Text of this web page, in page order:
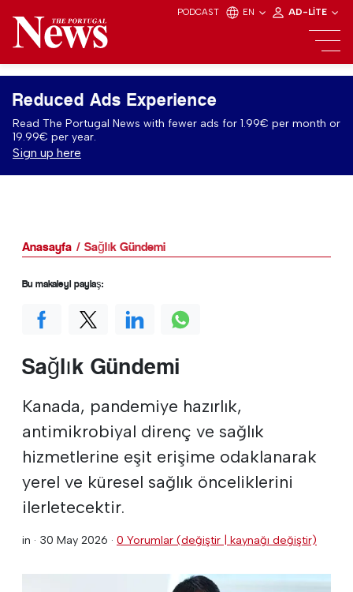
PODCAST EN AD-LITE
Reduced Ads Experience
Read The Portugal News with fewer ads for 1.99€ per month or
19.99€ per year.
Sign up here
Anasayfa Sağlık Gündemi
Sağlık Gündemi
Kanada, pandemiye hazırlık,
antimikrobiyal direnç ve sağlık
hizmetlerine eşit erişime odaklanarak
yerel ve küresel sağlık önceliklerini
ilerletecektir.
in · 30 May 2026 · 0 Yorumlar (değiştir | kaynağı değiştir)
Bu makaleyi paylaş: